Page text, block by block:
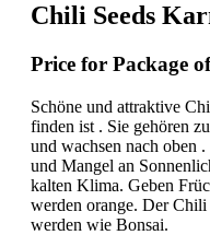
Chili Seeds
Price for Package
Schöne und attraktive
finden ist . Sie gehören
und wachsen nach oben
und Mangel an
kalten Klima. Geben
werden orange. Der
werden wie Bonsai.